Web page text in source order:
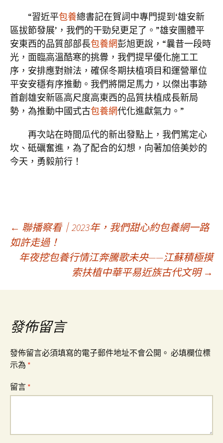
“習近平包養總書記在賀詞中專門提到‘雄安新
區拔節發展’，我們的干勁兒更足了。”雄安團體平
安東西的品質部部長包養網彭旭更說，“曩昔一段時
光，面臨高溫酷寒的挑釁，我們提早優化施工工
序，安排應對辦法，確保冬期扶植項目和運營單位
平安安穩有序推動。我們將開足馬力，以傑出事跡
首創雄安新區高尺度高東西的品質扶植成長新局
勢，為推動中國式古包養網代化進獻氣力。”
再次站在時間瓜代的新出發點上，我們篤定心
坎、砥礪奮進，為了配合的幻想，向著加倍美妙的
今天，勇毅前行！
文
章
導
覽
← 聯播察看｜2023年，我們甜心約包養網一路
如許走過！
年夜挖包養行情江奔騰歌未央——江蘇積極摸
索扶植中華平易近族古代文明 →
發佈留言
發佈留言必須填寫的電子郵件地址不會公開。 必填欄位標
示為 *
留言 *